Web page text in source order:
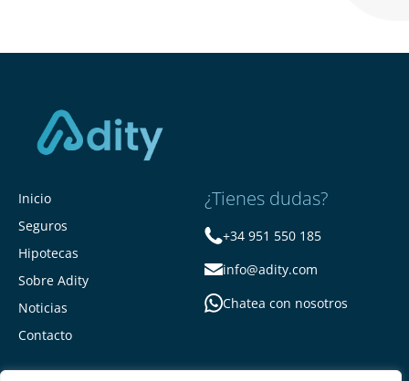
Inicio
Seguros
Hipotecas
Sobre Adity
Noticias
Contacto
¿Tienes dudas?
+34 951 550 185
info@adity.com
Chatea con nosotros